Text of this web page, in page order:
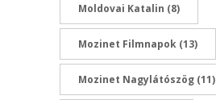
Moldovai Katalin (8)
Mozinet Filmnapok (13)
Mozinet Nagylátószög (11)